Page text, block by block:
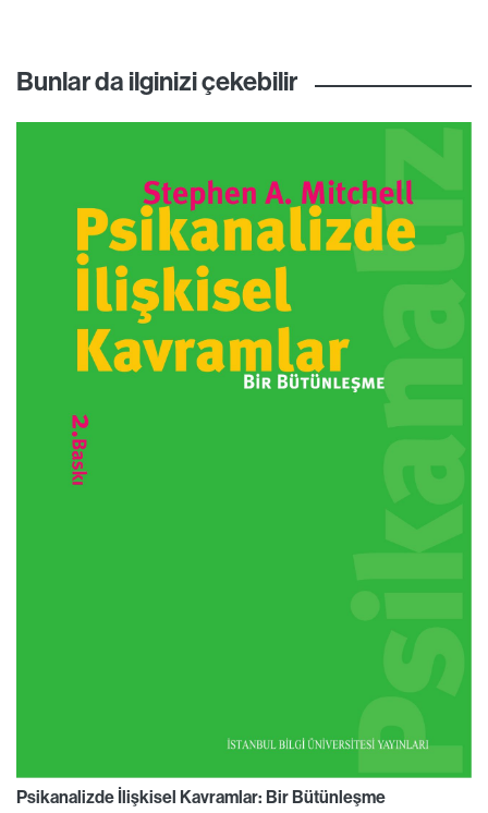
Bunlar da ilginizi çekebilir
Psikanalizde İlişkisel Kavramlar: Bir Bütünleşme